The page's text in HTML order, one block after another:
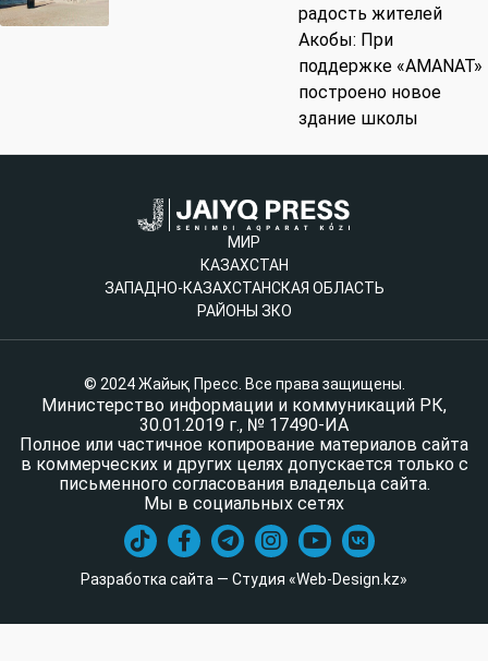
радость жителей
Акобы: При
поддержке «AMANAT»
построено новое
здание школы
МИР
КАЗАХСТАН
ЗАПАДНО-КАЗАХСТАНСКАЯ ОБЛАСТЬ
РАЙОНЫ ЗКО
© 2024 Жайық Пресс. Все права защищены.
Министерство информации и коммуникаций РК,
30.01.2019 г., № 17490-ИА
Полное или частичное копирование материалов сайта
в коммерческих и других целях допускается только с
письменного согласования владельца сайта.
Мы в социальных сетях
Разработка сайта — Студия «Web-Design.kz»